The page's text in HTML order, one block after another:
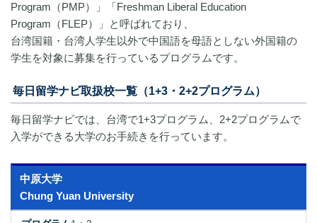
Program（PMP）」「Freshman Liberal Education
Program（FLEP）」と呼ばれており、
台湾国籍・台湾人学生以外で中国語を母語としない外国籍の
学生を対象に募集を行っているプログラムです。
毎日留学ナビ取扱校一覧（1+3・2+2プログラム）
毎日留学ナビでは、台湾で1+3プログラム、2+2プログラムで
入学ができる大学のお手続きを行っています。
中原大学
Chung Yuan University